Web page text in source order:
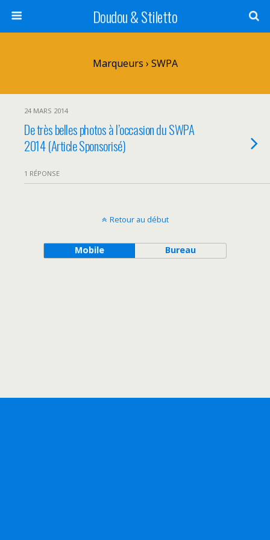
Doudou & Stiletto
Marqueurs › SWPA
24 MARS 2014
De très belles photos à l’occasion du SWPA
2014 (Article Sponsorisé)
1 RÉPONSE
Retour au début
Mobile Bureau